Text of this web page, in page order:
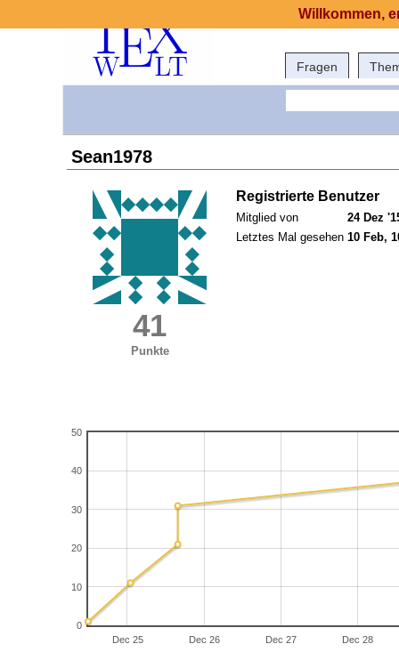
Fragen
Sean1978
41
Punkte
Registrierte Benutzer
Mitglied von
24 Dez
Letztes Mal gesehen 10 Feb,
Dec 25 Dec 26 Dec 27 Dec 28
0
10
20
30
40
50
Willkommen,